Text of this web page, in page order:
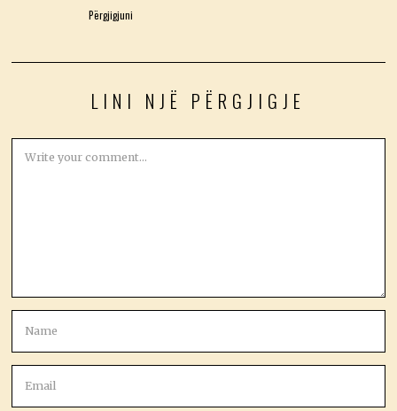
Përgjigjuni
LINI NJË PËRGJIGJE